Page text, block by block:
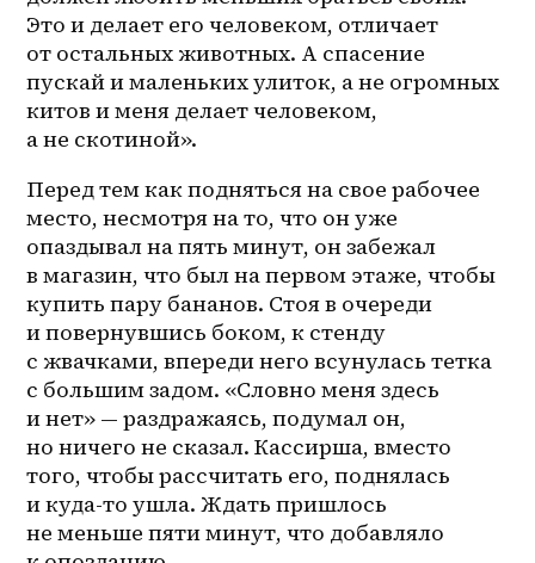
Это и делает его человеком, отличает
от остальных животных. А спасение
пускай и маленьких улиток, а не огромных
китов и меня делает человеком,
а не скотиной».
Перед тем как подняться на свое рабочее
место, несмотря на то, что он уже
опаздывал на пять минут, он забежал
в магазин, что был на первом этаже, чтобы
купить пару бананов. Стоя в очереди
и повернувшись боком, к стенду
с жвачками, впереди него всунулась тетка
с большим задом. «Словно меня здесь
и нет» — раздражаясь, подумал он,
но ничего не сказал. Кассирша, вместо
того, чтобы рассчитать его, поднялась
и куда-то ушла. Ждать пришлось
не меньше пяти минут, что добавляло